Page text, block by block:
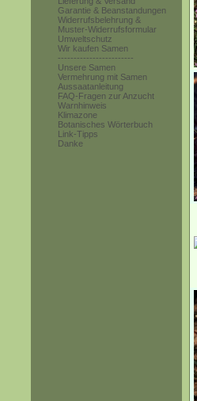
Garantie & Beanstandungen
Widerrufsbelehrung &
Muster-Widerrufsformular
Umweltschutz
Wir kaufen Samen
------------------------
Unsere Samen
Vermehrung mit Samen
Aussaatanleitung
FAQ-Fragen zur Anzucht
Warnhinweis
Klimazone
Botanisches Wörterbuch
Link-Tipps
Danke